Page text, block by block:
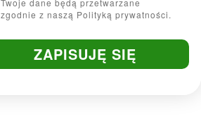
Twoje dane będą przetwarzane
zgodnie z naszą Polityką prywatności.
ZAPISUJĘ SIĘ